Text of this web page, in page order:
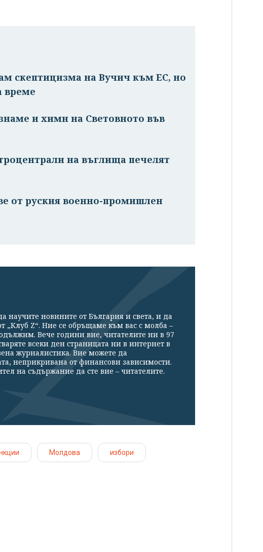
скептицизма на Вучич към ЕС, но
време
и химн на Световното във
на въглища печелят
от руския военно-промишлен
научите новините от България и света, и да
„Клуб Z“. Ние се обръщаме към вас с молба –
Вече години вие, читателите ни в 97
всеки ден страницата ни в интернет в
журналистика. Вие можете да
неприкривана от финансови зависимости.
на съдържание да сте вие – читателите.
Молдова избори